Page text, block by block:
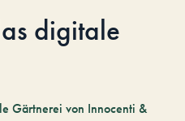
digitale
Gärtnerei von Innocenti &